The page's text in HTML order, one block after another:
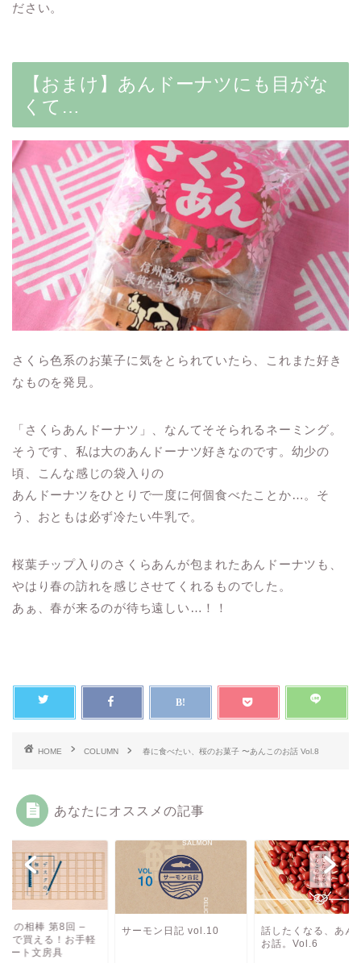
ださい。
【おまけ】あんドーナツにも目がな
くて…
さくら色系のお菓子に気をとられていたら、これまた好き
なものを発見。
「さくらあんドーナツ」、なんてそそられるネーミング。
そうです、私は大のあんドーナツ好きなのです。幼少の
頃、こんな感じの袋入りの
あんドーナツをひとりで一度に何個食べたことか…。そ
う、おともは必ず冷たい牛乳で。
桜葉チップ入りのさくらあんが包まれたあんドーナツも、
やはり春の訪れを感じさせてくれるものでした。
あぁ、春が来るのが待ち遠しい…！！
HOME COLUMN 春に食べたい、桜のお菓子 〜あんこのお話 Vol.8
あなたにオススメの記事
クの相棒 第8回 –
で買える！お手軽
ート文房具
サーモン日記 vol.10
話したくなる、あん
お話。Vol.6